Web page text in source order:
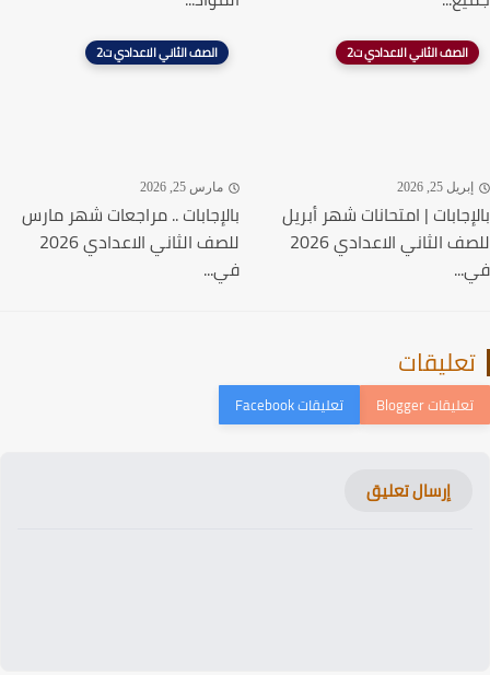
الصف الثاني الاعدادي ت2
25, 2026
| امتحانات شهر أبريل
للصف الثاني الاعدادي 2026
الصف الثاني الاعدادي ت2
مارس 25, 2026
بالإجابات .. مراجعات شهر مارس
للصف الثاني الاعدادي 2026
في...
إرسال تعليق